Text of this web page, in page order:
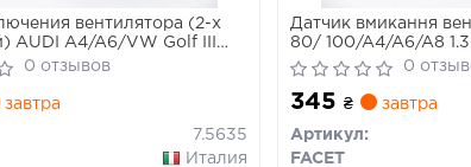
вентилятора (2-х
AUDI A4/A6/VW Golf III
(95°-85°/102°-92°C
0 отзывов
завтра
7.5635
Италия
Датчик вмикання
80/ 100/A4/A6/A8
0
345₴ завтра
Артикул:
FACET